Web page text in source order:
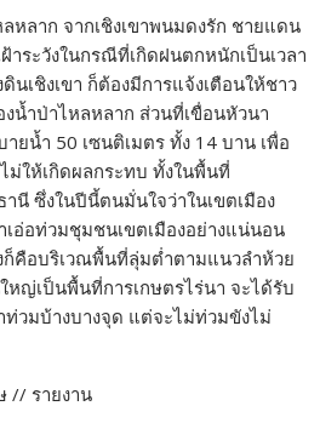
หลาก จากเชิงเขาพนมดงรัก ชายแดน
าระวังในกรณีที่เกิดฝนตกหนักเป็นเวลา
นเชิงเขา ก็ต้องมีการแจ้งเตือนให้ชาว
งน้ำป่าไหลหลาก ส่วนที่เขื่อนหัวนา
ยน้ำ 50 เซนติเมตร ทั้ง 14 บาน เพื่อ
ให้เกิดผลกระทบ ทั้งในพื้นที่
นี ซึ่งในปีนี้ตนมั่นใจว่าในเขตเมือง
อ่อท่วมชุมชนเขตเมืองอย่างแน่นอน
คือบริเวณพื้นที่ลุ่มต่ำตามแนวลำห้วย
หญ่เป็นพื้นที่การเกษตรไร่นา จะได้รับ
ท่วมบ้างบางจุด แต่จะไม่ท่วมขังไม่
// รายงาน